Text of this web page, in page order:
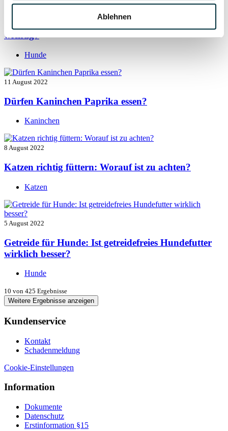
Ablehnen
13 August 2022
wichtig?
Hunde
11 August 2022
Dürfen Kaninchen Paprika essen?
Kaninchen
8 August 2022
Katzen richtig füttern: Worauf ist zu achten?
Katzen
5 August 2022
Getreide für Hunde: Ist getreidefreies Hundefutter
wirklich besser?
Hunde
10 von 425 Ergebnisse
Weitere Ergebnisse anzeigen
Kundenservice
Kontakt
Schadenmeldung
Cookie-Einstellungen
Information
Dokumente
Datenschutz
Erstinformation §15